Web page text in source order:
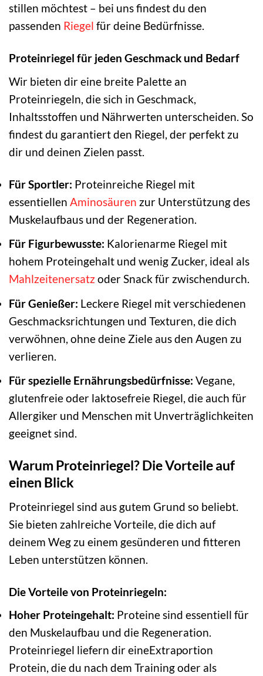
stillen möchtest – bei uns findest du den
passenden Riegel für deine Bedürfnisse.
Proteinriegel für jeden Geschmack und Bedarf
Wir bieten dir eine breite Palette an
Proteinriegeln, die sich in Geschmack,
Inhaltsstoffen und Nährwerten unterscheiden. So
findest du garantiert den Riegel, der perfekt zu
dir und deinen Zielen passt.
Für Sportler: Proteinreiche Riegel mit
essentiellen Aminosäuren zur Unterstützung des
Muskelaufbaus und der Regeneration.
Für Figurbewusste: Kalorienarme Riegel mit
hohem Proteingehalt und wenig Zucker, ideal als
Mahlzeitenersatz oder Snack für zwischendurch.
Für Genießer: Leckere Riegel mit verschiedenen
Geschmacksrichtungen und Texturen, die dich
verwöhnen, ohne deine Ziele aus den Augen zu
verlieren.
Für spezielle Ernährungsbedürfnisse: Vegane,
glutenfreie oder laktosefreie Riegel, die auch für
Allergiker und Menschen mit Unverträglichkeiten
geeignet sind.
Warum Proteinriegel? Die Vorteile auf
einen Blick
Proteinriegel sind aus gutem Grund so beliebt.
Sie bieten zahlreiche Vorteile, die dich auf
deinem Weg zu einem gesünderen und fitteren
Leben unterstützen können.
Die Vorteile von Proteinriegeln:
Hoher Proteingehalt: Proteine sind essentiell für
den Muskelaufbau und die Regeneration.
Proteinriegel liefern dir eineExtraportion
Protein, die du nach dem Training oder als